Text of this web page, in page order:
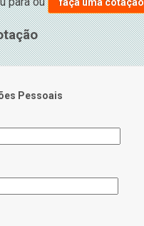
Pessoais